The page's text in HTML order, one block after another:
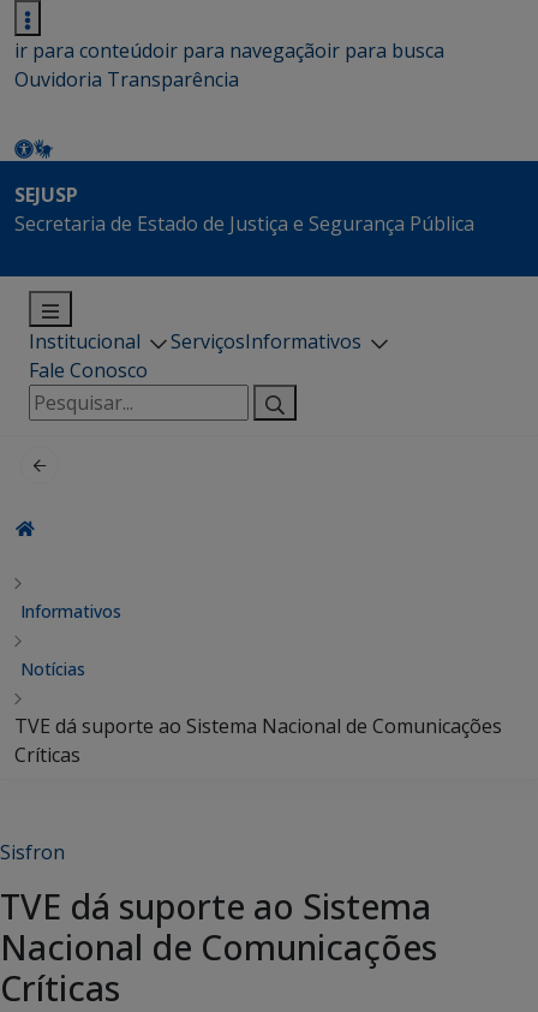
ir para conteúdoir para navegaçãoir para busca
Ouvidoria Transparência
SEJUSP
Secretaria de Estado de Justiça e Segurança Pública
Institucional ServiçosInformativos
Fale Conosco
Pesquisar
por:
Informativos
Notícias
TVE dá suporte ao Sistema Nacional de Comunicações
Críticas
Sisfron
TVE dá suporte ao Sistema
Nacional de Comunicações
Críticas